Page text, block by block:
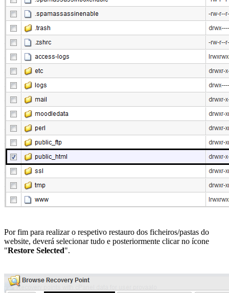
Por fim para realizar o respetivo restauro dos ficheiros/pastas do
website, deverá selecionar tudo e posteriormente clicar no ícone
"Restore Selected".